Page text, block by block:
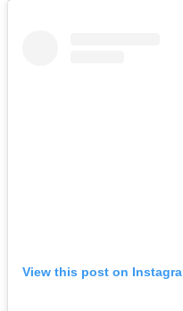
View this post on